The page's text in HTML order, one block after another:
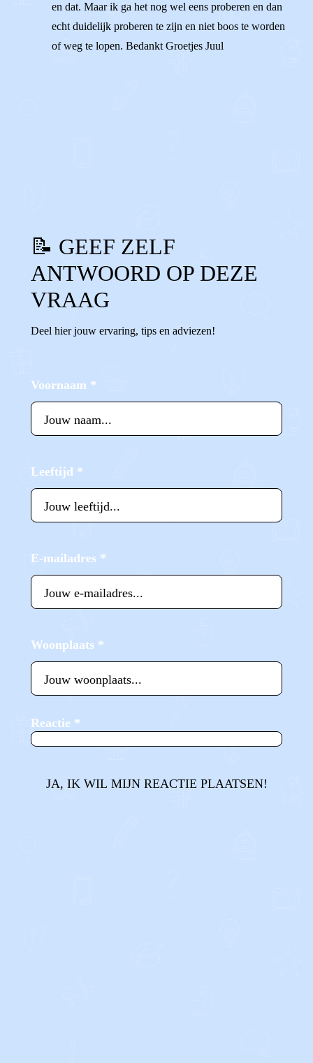
en dat. Maar ik ga het nog wel eens proberen en dan
echt duidelijk proberen te zijn en niet boos te worden
of weg te lopen. Bedankt Groetjes Juul
📝 GEEF ZELF
ANTWOORD OP DEZE
VRAAG
Deel hier jouw ervaring, tips en adviezen!
Voornaam *
Leeftijd *
E-mailadres *
Woonplaats *
Reactie *
JA, IK WIL MIJN REACTIE PLAATSEN!